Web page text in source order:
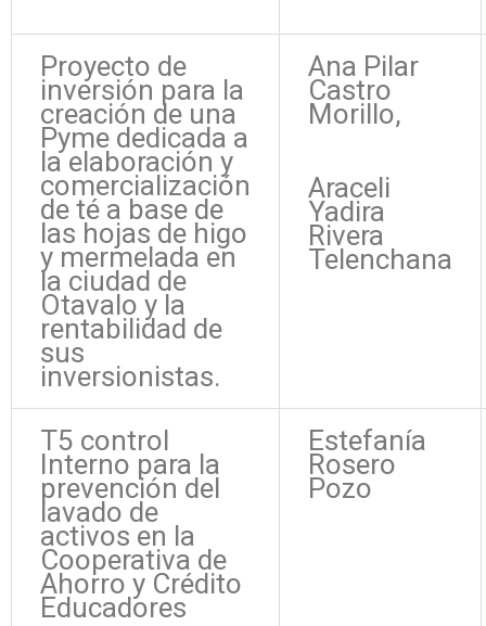
Proyecto de
inversión para la
creación de una
Pyme dedicada a
la elaboración y
comercialización
de té a base de
las hojas de higo
y mermelada en
la ciudad de
Otavalo y la
rentabilidad de
sus
inversionistas.
Ana Pilar
Castro
Morillo,
Araceli
Yadira
Rivera
Telenchana
T5 control
Interno para la
prevención del
lavado de
activos en la
Cooperativa de
Ahorro y Crédito
Educadores
Estefanía
Rosero
Pozo